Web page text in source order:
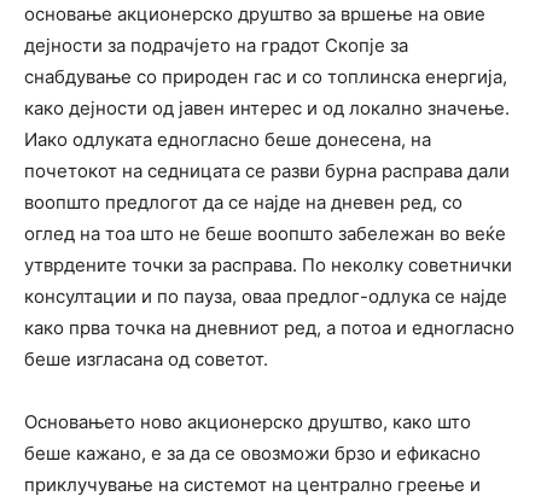
основање акционерско друштво за вршење на овие
дејности за подрачјето на градот Скопје за
снабдување со природен гас и со топлинска енергија,
како дејности од јавен интерес и од локално значење.
Иако одлуката едногласно беше донесена, на
почетокот на седницата се разви бурна расправа дали
воопшто предлогот да се најде на дневен ред, со
оглед на тоа што не беше воопшто забележан во веќе
утврдените точки за расправа. По неколку советнички
консултации и по пауза, оваа предлог-одлука се најде
како прва точка на дневниот ред, а потоа и едногласно
беше изгласана од советот.
Основањето ново акционерско друштво, како што
беше кажано, е за да се овозможи брзо и ефикасно
приклучување на системот на централно греење и